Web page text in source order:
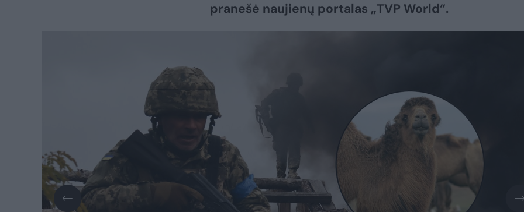
pranešė naujienų portalas „TVP World“.